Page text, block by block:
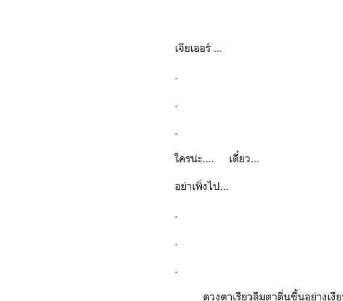
เจียเออร์ ...
.
.
.
ใครน่ะ.... เดี๋ยว...
อย่าเพิ่งไป...
.
.
.
ดวงตาเรียวลืมตาตื่นขึ้นอย่าง